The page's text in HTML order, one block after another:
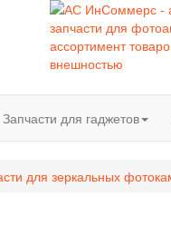
Запчасти для гаджетов
для зеркальных